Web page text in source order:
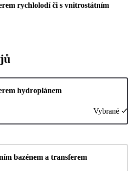
rychlolodí či s vnitrostátním
hydroplánem
Vybrané
bazénem a transferem